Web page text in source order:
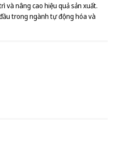
và nâng cao hiệu quả sản xuất.
trong ngành tự động hóa và